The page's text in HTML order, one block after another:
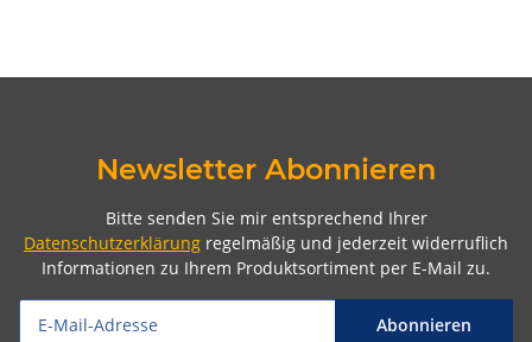
Newsletter Abonnieren
Bitte senden Sie mir entsprechend Ihrer
Datenschutzerklärung regelmäßig und jederzeit widerruflich
Informationen zu Ihrem Produktsortiment per E-Mail zu.
Abonnieren